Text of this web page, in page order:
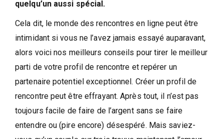
quelqu’un aussi spécial.
Cela dit, le monde des rencontres en ligne peut être
intimidant si vous ne l’avez jamais essayé auparavant,
alors voici nos meilleurs conseils pour tirer le meilleur
parti de votre profil de rencontre et repérer un
partenaire potentiel exceptionnel. Créer un profil de
rencontre peut être effrayant. Après tout, il n’est pas
toujours facile de faire de l’argent sans se faire
entendre ou (pire encore) désespéré. Mais saviez-